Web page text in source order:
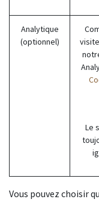
Analytique
(optionnel)
Le
Vous pouvez choisir